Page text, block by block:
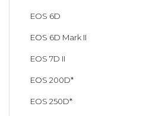
EOS 6D
EOS 6D Mark II
EOS 7D II
EOS 200D*
EOS 250D*